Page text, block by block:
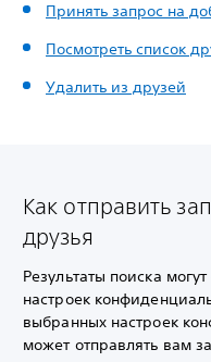
Принять запрос на
Посмотреть список
Удалить из друзей
Как отправить
друзья
Результаты поиска
настроек
выбранных настроек
может отправлять вам